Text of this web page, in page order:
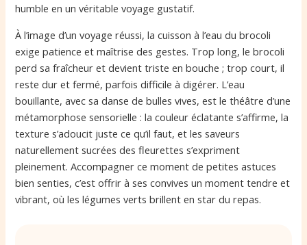
humble en un véritable voyage gustatif.
À l’image d’un voyage réussi, la cuisson à l’eau du brocoli
exige patience et maîtrise des gestes. Trop long, le brocoli
perd sa fraîcheur et devient triste en bouche ; trop court, il
reste dur et fermé, parfois difficile à digérer. L’eau
bouillante, avec sa danse de bulles vives, est le théâtre d’une
métamorphose sensorielle : la couleur éclatante s’affirme, la
texture s’adoucit juste ce qu’il faut, et les saveurs
naturellement sucrées des fleurettes s’expriment
pleinement. Accompagner ce moment de petites astuces
bien senties, c’est offrir à ses convives un moment tendre et
vibrant, où les légumes verts brillent en star du repas.